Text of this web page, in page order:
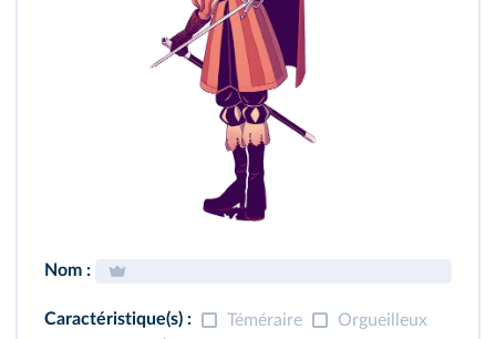
Nom :
Caractéristique(s) : Téméraire
Orgueilleux